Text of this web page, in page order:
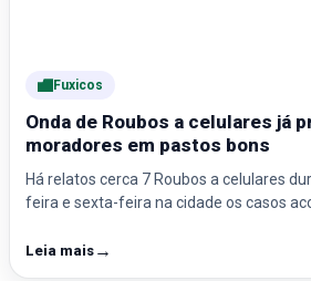
Fuxicos
Onda de Roubos a celulares já
moradores em pastos bons
Há relatos cerca 7 Roubos a celulares
feira e sexta-feira na cidade os casos
Leia mais →